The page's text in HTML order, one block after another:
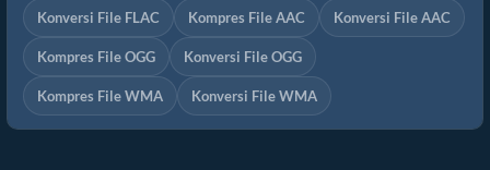
Konversi File FLAC Kompres File AAC Konversi File AAC
Kompres File OGG Konversi File OGG
Kompres File WMA Konversi File WMA